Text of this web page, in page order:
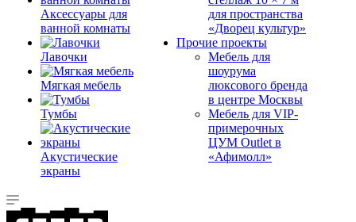
Аксессуары для
ванной комнаты
Лавочки
Мягкая мебель
Тумбы
Акустические
экраны
для пространства
«Дворец культур»
Прочие проекты
Мебель для
шоурума
люксового бренда
в центре Москвы
Мебель для VIP-
примерочных
ЦУМ Outlet в
«Афимолл»